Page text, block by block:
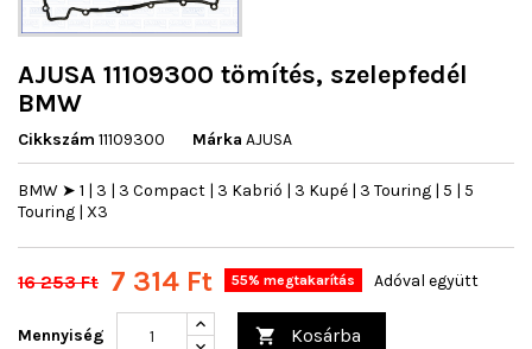
AJUSA 11109300 tömítés, szelepfedél
BMW
Cikkszám 11109300 Márka AJUSA
BMW ➤ 1 | 3 | 3 Compact | 3 Kabrió | 3 Kupé | 3 Touring | 5 | 5
Touring | X3
16 253 Ft 7 314 Ft 55% megtakarítás Adóval együtt
Mennyiség  Kosárba